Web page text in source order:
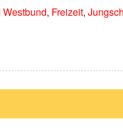
, Freizeit,